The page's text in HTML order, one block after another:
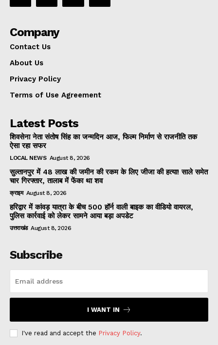
Company
Contact Us
About Us
Privacy Policy
Terms of Use Agreement
Latest Posts
शिवसेना नेता संतोष सिंह का जन्मदिन आज, फिल्म निर्माण से राजनीति तक
ऐसा रहा सफर
LOCAL NEWS August 8, 2026
सुल्तानपुर में 48 लाख की जमीन की रकम के लिए जीजा की हत्या! साले समेत
चार गिरफ्तार, तालाब में फेंका था शव
क्राइम August 8, 2026
हरिद्वार में कांवड़ यात्रा के बीच 500 हॉर्न वाली बाइक का वीडियो वायरल,
पुलिस कार्रवाई को लेकर सामने आया बड़ा अपडेट
उत्तराखंड August 8, 2026
Subscribe
I WANT IN
I've read and accept the Privacy Policy.